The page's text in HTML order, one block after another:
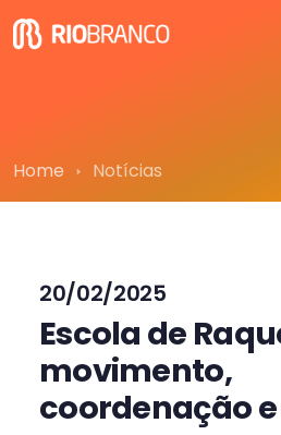
Home Notícias
20/02/2025
Escola de
movimento,
coordenação